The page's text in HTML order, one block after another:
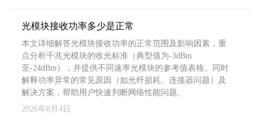
光模块接收功率多少是正常
本文详细解答光模块接收功率的正常范围及影响因素，重
点分析千兆光模块的收光标准（典型值为-3dBm
至-24dBm），并提供不同速率光模块的参考值表格。同时
解释功率异常的常见原因（如光纤损耗、连接器问题）及
解决方案，帮助用户快速判断网络性能问题。
2026年8月4日